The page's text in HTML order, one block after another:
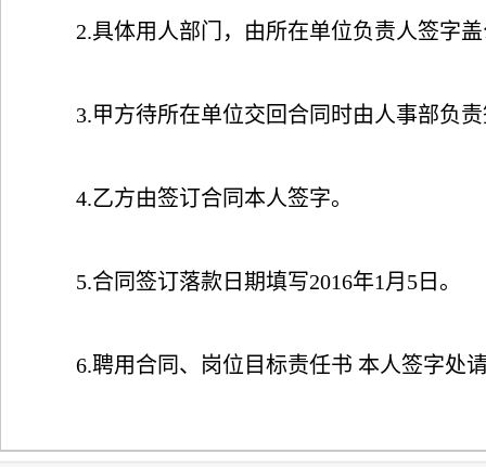
2.具体用人部门，由所在单位负责人签字
3.甲方待所在单位交回合同时由人事部负
4.乙方由签订合同本人签字。
5.合同签订落款日期填写2016年1 月 5 日。
6.聘用合同、岗位目标责任书 本人签字处